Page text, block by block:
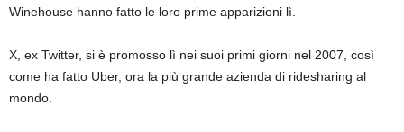
Winehouse hanno fatto le loro prime apparizioni lì.
X, ex Twitter, si è promosso lì nei suoi primi giorni nel 2007, così
come ha fatto Uber, ora la più grande azienda di ridesharing al
mondo.